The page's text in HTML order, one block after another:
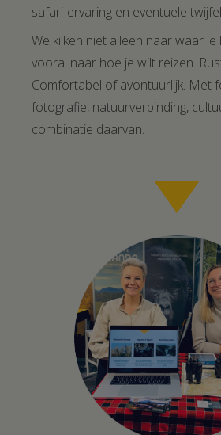
safari-ervaring en eventuele
We kijken niet alleen naar waar
vooral naar hoe je wilt reizen.
Comfortabel of avontuurlijk. Met
fotografie, natuurverbinding,
combinatie daarvan.